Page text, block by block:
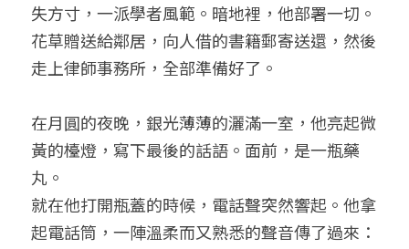
失方寸，一派學者風範。暗地裡，他部署一切。
花草贈送給鄰居，向人借的書籍郵寄送還，然後
走上律師事務所，全部準備好了。
在月圓的夜晚，銀光薄薄的灑滿一室，他亮起微
黃的檯燈，寫下最後的話語。面前，是一瓶藥
丸。
就在他打開瓶蓋的時候，電話聲突然響起。他拿
起電話筒，一陣溫柔而又熟悉的聲音傳了過來：